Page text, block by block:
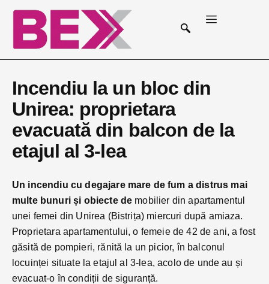
Incendiu la un bloc din
Unirea: proprietara
evacuată din balcon de la
etajul al 3-lea
Un incendiu cu degajare mare de fum a distrus mai
multe bunuri și obiecte de mobilier din apartamentul
unei femei din Unirea (Bistrița) miercuri după amiaza.
Proprietara apartamentului, o femeie de 42 de ani, a fost
găsită de pompieri, rănită la un picior, în balconul
locuinței situate la etajul al 3-lea, acolo de unde au și
evacuat-o în condiții de siguranță.